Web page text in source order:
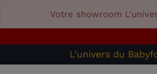
Votre showroom
L'univers du